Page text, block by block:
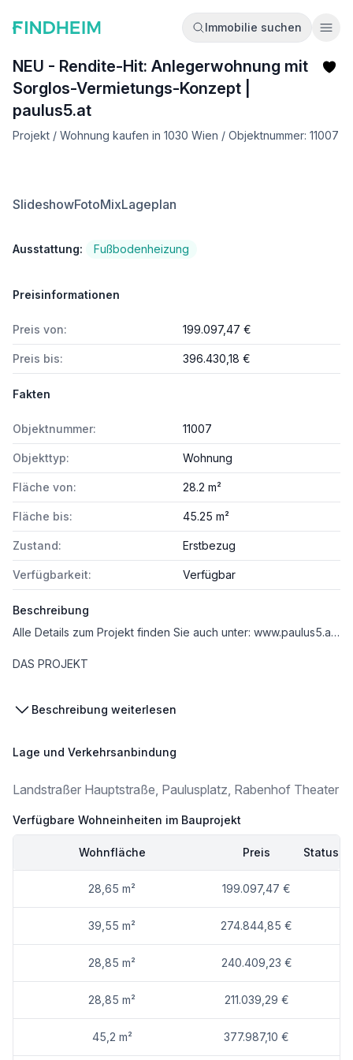
Immobilie suchen
NEU - Rendite-Hit: Anlegerwohnung mit
Sorglos-Vermietungs-Konzept |
paulus5.at
Projekt / Wohnung kaufen in 1030 Wien / Objektnummer: 11007
SlideshowFotoMixLageplan
Ausstattung: Fußbodenheizung
Preisinformationen
Preis von: 199.097,47 €
Preis bis: 396.430,18 €
Fakten
Objektnummer: 11007
Objekttyp: Wohnung
Fläche von: 28.2 m²
Fläche bis: 45.25 m²
Zustand: Erstbezug
Verfügbarkeit: Verfügbar
Beschreibung
Alle Details zum Projekt finden Sie auch unter: www.paulus5.at [https://www.paulus5.at]
DAS PROJEKT
Vorsorge-Wohnungs-Modell mit Sorglos-Vermietungs-Konzept:
* professionelles, zentrales Management übernimmt die Verwaltung und Verrechnung
* 2 Wohnungen mit Langfristigen Mietverträgen
* Mieteinnahmen in gemeinsamen Mietenpool
* Kalkulierte Mietrendite über 4% pro Jahr
VERFÜGBARE WOHNUNGEN / LINK ZUM PROJEKT [https://www.paulus5.at]
ZENTRALES MANAGEMENT
Ein professionelles, zentrales Management übernimmt sämtliche Verwaltungsaufgaben:
* Vermietung (Kurz- und Langzeit)
* Wartung und Instandhaltung
Beschreibung weiterlesen
Lage und Verkehrsanbindung
Landstraßer Hauptstraße, Paulusplatz, Rabenhof Theater
Verfügbare Wohneinheiten im Bauprojekt
Wohnfläche Preis Status
28,65 m² 199.097,47 €
39,55 m² 274.844,85 €
28,85 m² 240.409,23 €
28,85 m² 211.039,29 €
45,2 m² 377.987,10 €